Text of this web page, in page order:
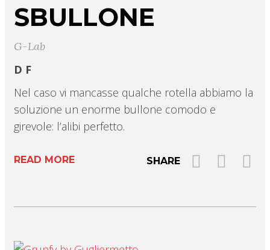
SBULLONE
G-Lab
D F
Nel caso vi mancasse qualche rotella abbiamo la
soluzione un enorme bullone comodo e
girevole: l’alibi perfetto.
READ MORE SHARE